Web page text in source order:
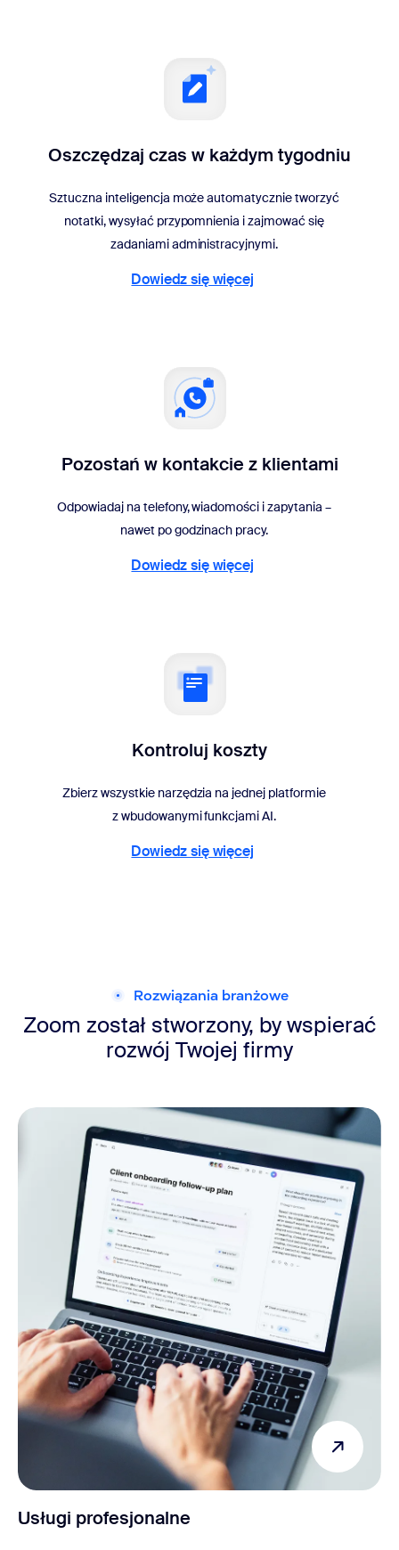
Oszczędzaj czas w każdym tygodniu
Sztuczna inteligencja może automatycznie tworzyć
notatki, wysyłać przypomnienia i zajmować się
zadaniami administracyjnymi.
Dowiedz się więcej
Pozostań w kontakcie z klientami
Odpowiadaj na telefony, wiadomości i zapytania –
nawet po godzinach pracy.
Dowiedz się więcej
Kontroluj koszty
Zbierz wszystkie narzędzia na jednej platformie
z wbudowanymi funkcjami AI.
Dowiedz się więcej
Rozwiązania branżowe
Zoom został stworzony, by wspierać
rozwój Twojej firmy
Usługi profesjonalne